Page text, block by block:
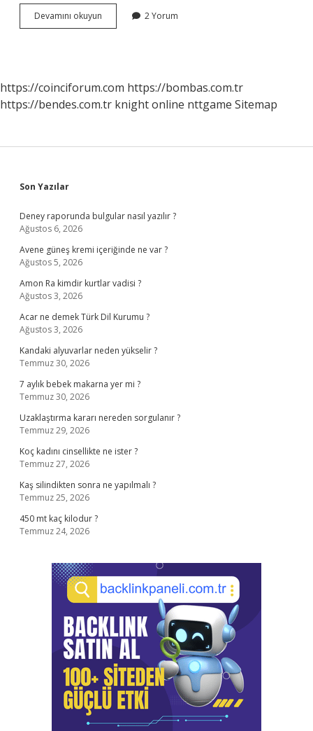
Devamını okuyun
Iyi
2 Yorum
https://coinciforum.com https://bombas.com.tr
https://bendes.com.tr knight online nttgame Sitemap
Sidebar
Son Yazılar
Deney raporunda bulgular nasıl yazılır ?
Ağustos 6, 2026
Avene güneş kremi içeriğinde ne var ?
Ağustos 5, 2026
Amon Ra kimdir kurtlar vadisi ?
Ağustos 3, 2026
Acar ne demek Türk Dil Kurumu ?
Ağustos 3, 2026
Kandaki alyuvarlar neden yükselir ?
Temmuz 30, 2026
7 aylık bebek makarna yer mi ?
Temmuz 30, 2026
Uzaklaştırma kararı nereden sorgulanır ?
Temmuz 29, 2026
Koç kadını cinsellikte ne ister ?
Temmuz 27, 2026
Kaş silindikten sonra ne yapılmalı ?
Temmuz 25, 2026
450 mt kaç kilodur ?
Temmuz 24, 2026